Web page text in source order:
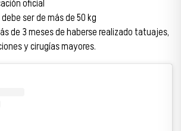
oficial
ser de más de 50 kg
de 3 meses de haberse realizado tatuajes,
y cirugías mayores.